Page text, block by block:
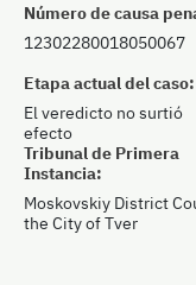
Número de causa
12302280018050067
Etapa actual del caso:
El veredicto no surtió
efecto
Tribunal de Primera
Instancia:
Moskovskiy District
the City of Tver